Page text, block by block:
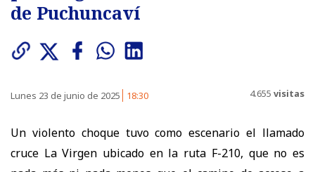
de Puchuncaví
Lunes 23 de junio de 2025 18:30 4.655 visitas
Un violento choque tuvo como escenario el llamado
cruce La Virgen ubicado en la ruta F-210, que no es